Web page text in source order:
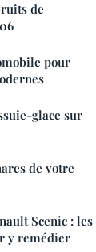
de
pour
glace sur
de votre
Scenic : les
y remédier